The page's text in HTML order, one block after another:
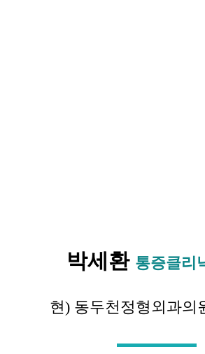
박세환 통증클리
현) 동두천정형외과의